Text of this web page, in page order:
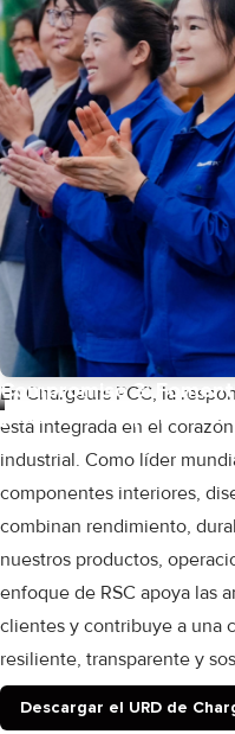
Compromiso 3:
y alianzas responsables
En Chargeurs PCC, la
está integrada en el
industrial. Como líder
componentes interiores,
combinan rendimiento,
nuestros productos,
enfoque de RSC apoya las
clientes y contribuye a una
resiliente, transparente y
Descargar el URD de